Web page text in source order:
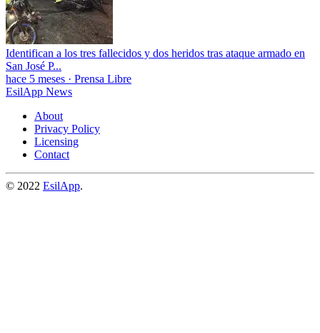
Identifican a los tres fallecidos y dos heridos tras ataque armado en
San José P...
hace 5 meses · Prensa Libre
EsilApp News
About
Privacy Policy
Licensing
Contact
© 2022 EsilApp.